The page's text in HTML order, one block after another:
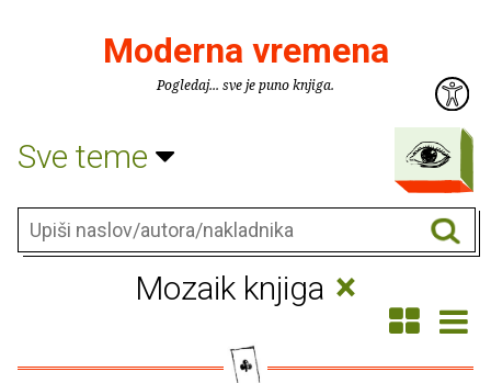
Moderna vremena
Pogledaj... sve je puno knjiga.
Sve teme
Mozaik knjiga ×